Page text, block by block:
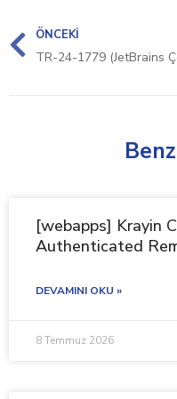
ÖNCEKI
[webapps] Krayin
Authenticated
DEVAMINI OKU »
8 Temmuz 2026